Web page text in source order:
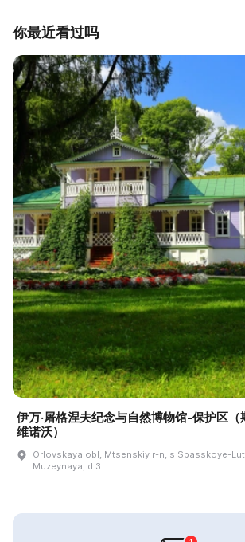
你最近看过吗
伊万·屠格涅夫纪念与自然博物馆-保护区
维诺沃）
Orlovskaya obl, Mtsenskiy r-n, s Spasskoye-
Muzeynaya, d 3